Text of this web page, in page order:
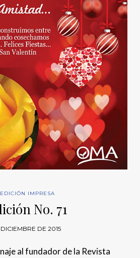
EDICIÓN IMPRESA
No. 71
DICIEMBRE DE 2015
al fundador de la Revista